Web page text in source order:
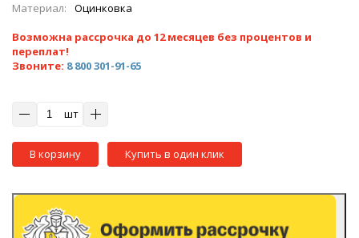
Материал:
Оцинковка
Возможна рассрочка до 12 месяцев без процентов и
переплат!
Звоните: 8 800 301-91-65
шт
В корзину Купить в один клик